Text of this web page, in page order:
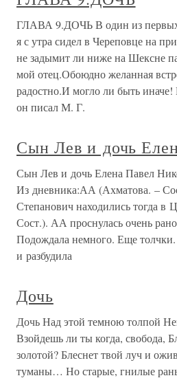
ГЛАВА 9.ДОЧЬ В один из первых
я с утра сидел в Череповце на
не задымит ли ниже на Шексне
мой отец.Обоюдно желанная
радостно.И могло ли быть
он писал М. Г.
Сын Лев и дочь
Сын Лев и дочь Елена Павел
Из дневника:АА (Ахматова. –
Степанович находились тогда
Сост.). АА проснулась очень
Подождала немного. Еще
и разбудила
Дочь
Дочь Над этой темною толпой
Взойдешь ли ты когда, свобода,
золотой? Блеснет твой луч и
туманы… Но старые, гнилые